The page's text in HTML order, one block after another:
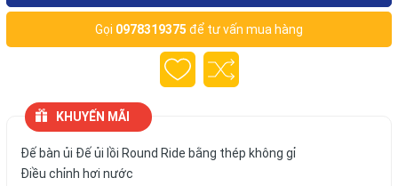
Gọi 0978319375 để tư vấn mua hàng
KHUYẾN MÃI
Đế bàn ủi Đế ủi lồi Round Ride bằng thép không gỉ
Điều chỉnh hơi nước